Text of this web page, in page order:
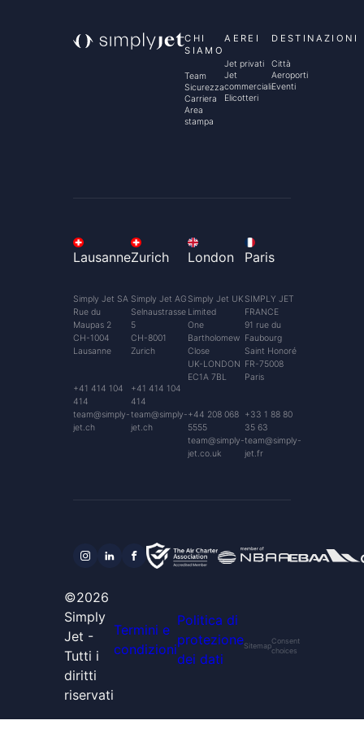
CHI
SIAMO
Team
Sicurezza
Carriera
Area
stampa
AEREI
Jet privati
Jet
commerciali
Elicotteri
DESTINAZIONI
Città
Aeroporti
Eventi
Lausanne
Simply Jet SA
Rue du
Maupas 2
CH-1004
Lausanne
+41 414 104
414
team@simply-
jet.ch
Zurich
Simply Jet AG
Selnaustrasse
5
CH-8001
Zurich
+41 414 104
414
team@simply-
jet.ch
London
Simply Jet UK
Limited
One
Bartholomew
Close
UK-LONDON
EC1A 7BL
+44 208 068
5555
team@simply-
jet.co.uk
Paris
SIMPLY JET
FRANCE
91 rue du
Faubourg
Saint Honoré
FR-75008
Paris
+33 1 88 80
35 63
team@simply-
jet.fr
©2026
Simply
Jet -
Tutti i
diritti
riservati
Termini e
condizioni
Politica di
protezione
dei dati
Sitemap
Consent
choices